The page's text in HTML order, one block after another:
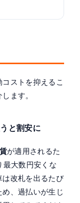
ストを抑えるこ
ます。
と割安に
が適用されるた
最大数円安くな
は改札を出るたび
、過払いが生じ